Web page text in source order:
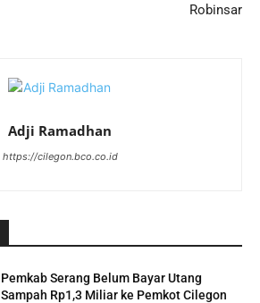
Robinsar
Adji Ramadhan
https://cilegon.bco.co.id
Pemkab Serang Belum Bayar Utang
Sampah Rp1,3 Miliar ke Pemkot Cilegon